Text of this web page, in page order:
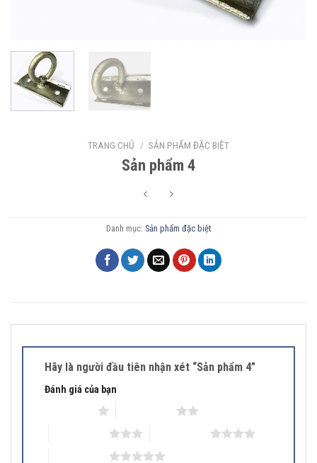
TRANG CHỦ / SẢN PHẨM ĐẶC BIỆT
Sản phẩm 4
Danh mục: Sản phẩm đặc biệt
Hãy là người đầu tiên nhận xét “Sản phẩm 4”
Đánh giá của bạn